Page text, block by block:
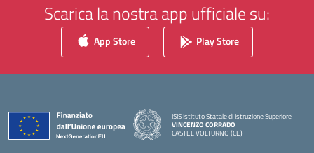
Scarica la nostra app ufficiale su:
App Store Play Store
ISIS Istituto Statale di Istruzione Superiore
VINCENZO CORRADO
CASTEL VOLTURNO (CE)